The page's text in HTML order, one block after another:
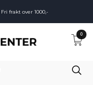
Fri frakt over 1000,-
0